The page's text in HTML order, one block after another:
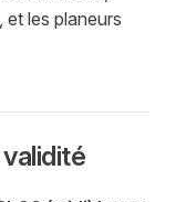
, et les planeurs